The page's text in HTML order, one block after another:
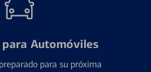
Automóviles
para su próxima